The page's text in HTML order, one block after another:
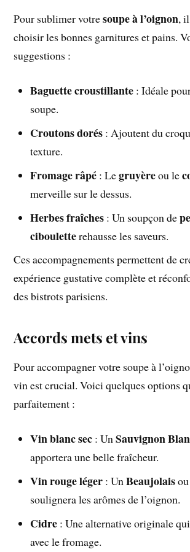
Pour sublimer votresoupe à l’oignon,
choisir les bonnes garnitures et pains.
suggestions :
Baguette croustillante : Idéale
soupe.
Croutons dorés : Ajoutent du
texture.
Fromage râpé : Legruyèreou le
merveille sur le dessus.
Herbes fraîches : Un soupçon de
cibouletterehausse les saveurs.
Ces accompagnements permettent de
expérience gustative complète et
des bistrots parisiens.
Accords mets et vins
Pour accompagner votre soupe à
vin est crucial. Voici quelques options
parfaitement :
Vin blanc sec : UnSauvignon
apportera une belle fraîcheur.
Vin rouge léger : UnBeaujolais
soulignera les arômes de l’oignon.
Cidre : Une alternative originale
avec le fromage.